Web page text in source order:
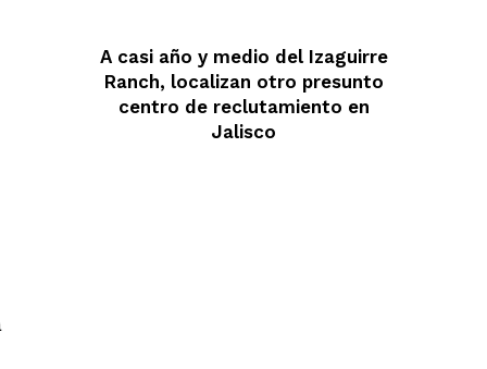
A casi año y medio del Izaguirre
Ranch, localizan otro presunto
centro de reclutamiento en
Jalisco